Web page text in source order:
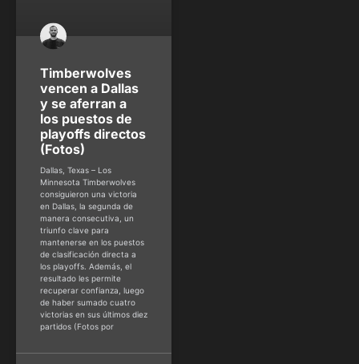
Timberwolves
vencen a Dallas
y se aferran a
los puestos de
playoffs directos
(Fotos)
Dallas, Texas – Los
Minnesota Timberwolves
consiguieron una victoria
en Dallas, la segunda de
manera consecutiva, un
triunfo clave para
mantenerse en los puestos
de clasificación directa a
los playoffs. Además, el
resultado les permite
recuperar confianza, luego
de haber sumado cuatro
victorias en sus últimos diez
partidos (Fotos por